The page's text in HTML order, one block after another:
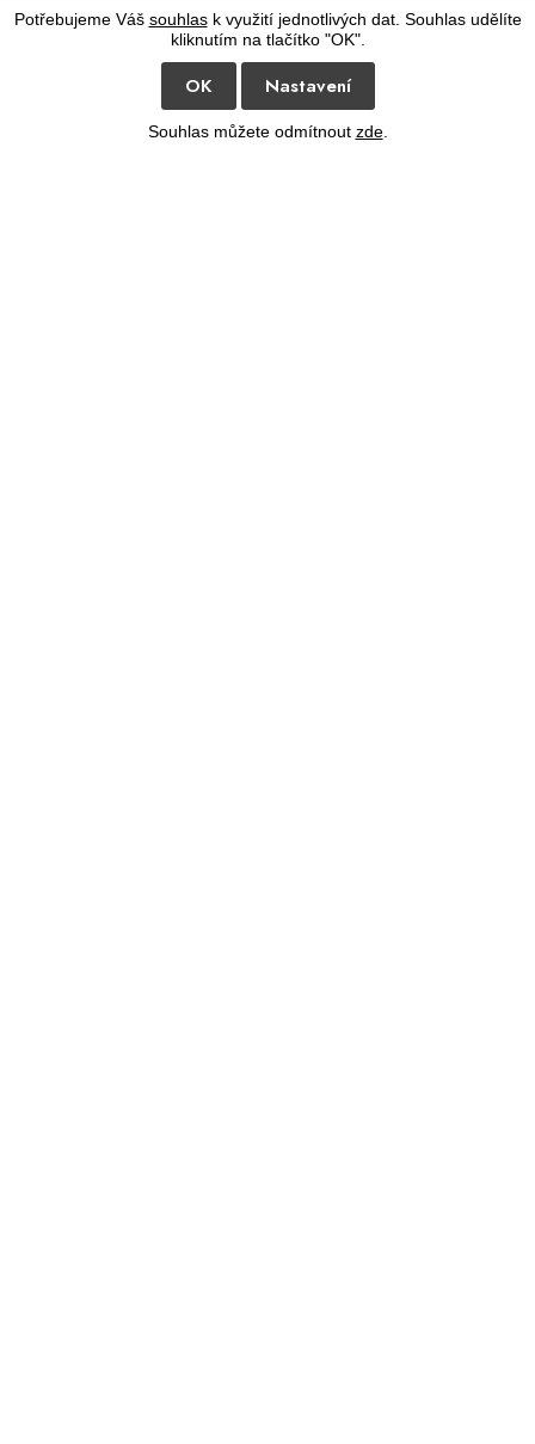
Potřebujeme Váš souhlask využití jednotlivých dat. Souhlas udělíte
kliknutím na tlačítko "OK".
OK Nastavení
Souhlas můžete odmítnout zde.